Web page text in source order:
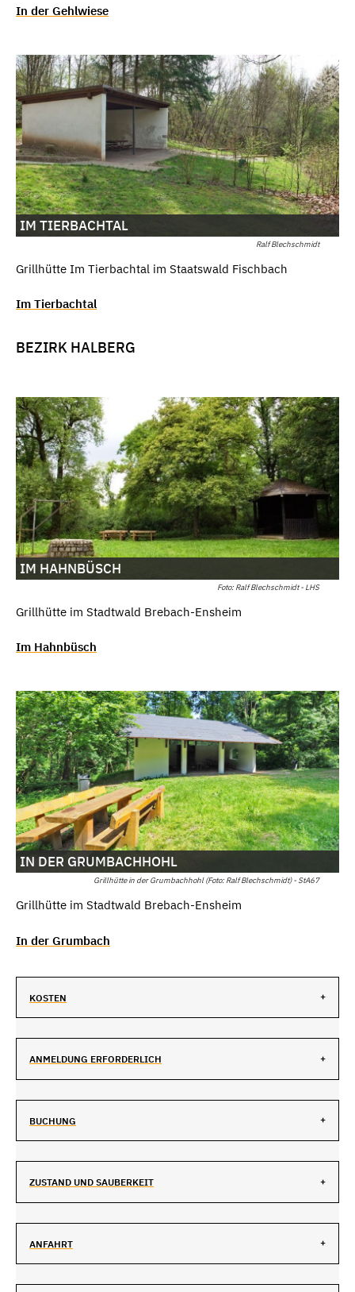
In der Gehlwiese
Ralf Blechschmidt
IM TIERBACHTAL
Grillhütte Im Tierbachtal im Staatswald Fischbach
Im Tierbachtal
BEZIRK HALBERG
Foto: Ralf Blechschmidt - LHS
IM HAHNBÜSCH
Grillhütte im Stadtwald Brebach-Ensheim
Im Hahnbüsch
Grillhütte in der Grumbachhohl (Foto: Ralf Blechschmidt) - StA67
IN DER GRUMBACHHOHL
Grillhütte im Stadtwald Brebach-Ensheim
In der Grumbach
KOSTEN
ANMELDUNG ERFORDERLICH
BUCHUNG
ZUSTAND UND SAUBERKEIT
ANFAHRT